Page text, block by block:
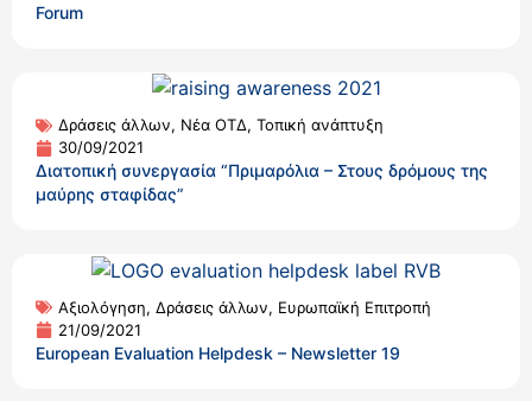
Forum
Δράσεις άλλων, Νέα ΟΤΔ, Τοπική ανάπτυξη
30/09/2021
Διατοπική συνεργασία “Πριμαρόλια – Στους δρόμους της
μαύρης σταφίδας”
Αξιολόγηση, Δράσεις άλλων, Ευρωπαϊκή Επιτροπή
21/09/2021
European Evaluation Helpdesk – Newsletter 19